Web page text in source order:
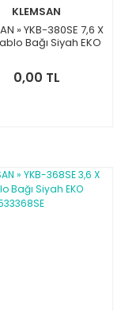
KLEMSAN
» YKB-380SE 7,6 X
Bağı Siyah EKO
0,00 TL